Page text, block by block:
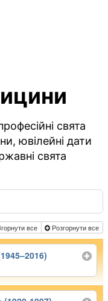
свята
ювілейні дати
свята
все Розгорнути все